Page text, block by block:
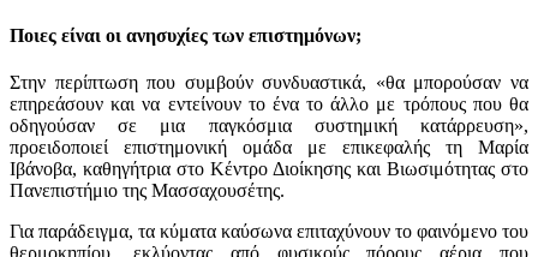
Ποιες είναι οι ανησυχίες των επιστημόνων;
Στην περίπτωση που συμβούν συνδυαστικά, «θα μπορούσαν να
επηρεάσουν και να εντείνουν το ένα το άλλο με τρόπους που θα
οδηγούσαν σε μια παγκόσμια συστημική κατάρρευση»,
προειδοποιεί επιστημονική ομάδα με επικεφαλής τη Μαρία
Ιβάνοβα, καθηγήτρια στο Κέντρο Διοίκησης και Βιωσιμότητας στο
Πανεπιστήμιο της Μασσαχουσέτης.
Για παράδειγμα, τα κύματα καύσωνα επιταχύνουν το φαινόμενο του